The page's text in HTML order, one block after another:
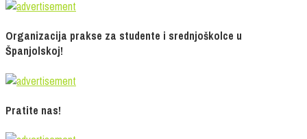
Organizacija prakse za studente i srednjoškolce u
Španjolskoj!
Pratite nas!